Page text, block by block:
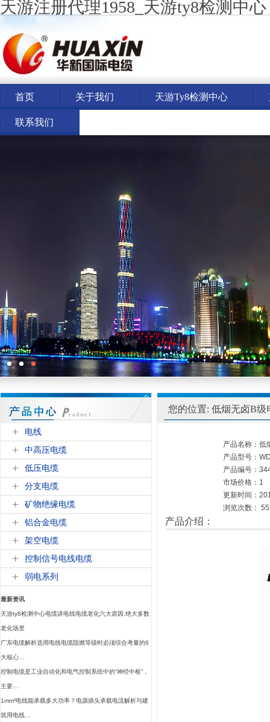
天游注册代理1958_天游ty8检测中心
首页 关于我们 天游ty8检测中心
联系我们
电线
中高压电缆
低压电缆
分支电缆
矿物绝缘电缆
铝合金电缆
架空电缆
控制信号电线电缆
弱电系列
最新资讯
天游ty8检测中心电缆讲电线电缆老化六大原因,绝大多数
老化场景
广东电缆解析选用电线电缆阻燃等级时必须综合考量的6
大核心…
控制电缆是工业自动化和电气控制系统中的“神经中枢”，
主要…
1mm²电线能承载多大功率？电源插头承载电流解析与建
筑用电线…
您的位置: 低烟无卤B级
产品名称：低
产品型号：
产品编号：
市场价格：1
更新时间：
浏览次数：
产品介绍：